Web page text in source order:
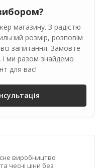
магазину. З радістю
розмір, розповім
запитання. Замовте
і ми разом знайдемо
для вас!
виробництво
чесні ціни без